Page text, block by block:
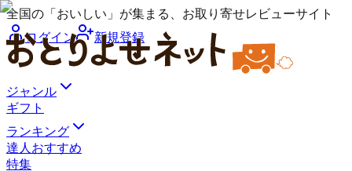
全国の「おいしい」が集まる、お取り寄せレビューサイト
ログイン
新規登録
ジャンル
ギフト
ランキング
達人おすすめ
特集